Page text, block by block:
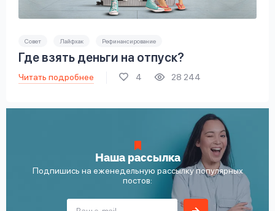
Совет Лайфхак Рефинансирование
Где взять деньги на отпуск?
Читать подробнее 4 28 244
Наша рассылка
Подпишись на еженедельную рассылку популярных
постов: